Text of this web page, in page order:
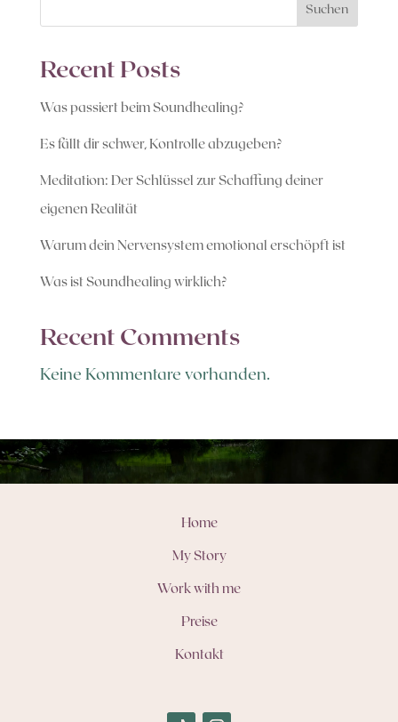
Suchen
Recent Posts
Was passiert beim Soundhealing?
Es fällt dir schwer, Kontrolle abzugeben?
Meditation: Der Schlüssel zur Schaffung deiner
eigenen Realität
Warum dein Nervensystem emotional erschöpft ist
Was ist Soundhealing wirklich?
Recent Comments
Keine Kommentare vorhanden.
Home
My Story
Work with me
Preise
Kontakt